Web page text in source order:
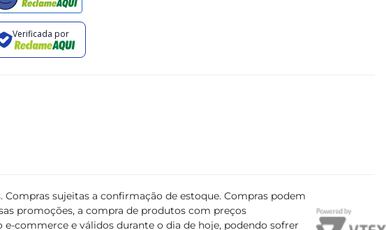
sujeitas a confirmação de estoque. Compras podem
promoções, a compra de produtos com preços
commerce e válidos durante o dia de hoje, podendo sofrer